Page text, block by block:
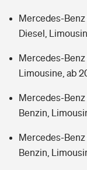
Mercedes-Benz
Diesel,
Mercedes-Benz
Limousine, ab
Mercedes-Benz
Benzin,
Mercedes-Benz
Benzin,